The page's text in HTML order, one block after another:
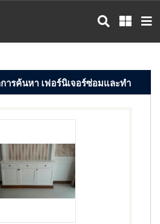
รค้นหา เฟอร์นิเจอร์ซ่อมและทำ